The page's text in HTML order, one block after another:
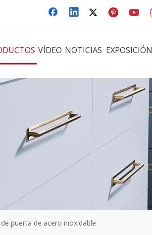
VÍDEO NOTICIAS EXPOSICIÓN
puerta de acero inoxidable